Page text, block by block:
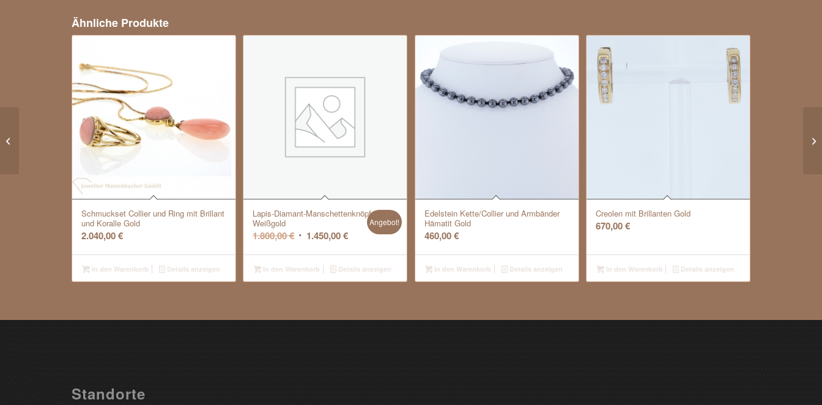
Ähnliche Produkte
Schmuckset Collier und Ring mit Brillant
und Koralle Gold
2.040,00€
In den Warenkorb Details anzeigen
Lapis-Diamant-Manschettenknöpfe,
Weißgold
1.800,00€ Ursprünglicher
war:
1.800,00 €
1.450,00€Aktueller
ist:
1.450,00 €.
Angebot!
In den Warenkorb Details anzeigen
Edelstein Kette/Collier und Armbänder
Hämatit Gold
460,00€
In den Warenkorb Details anzeigen
Creolen mit Brillanten Gold
670,00€
In den Warenkorb Details anzeigen
Standorte
Herzanhänger Gold